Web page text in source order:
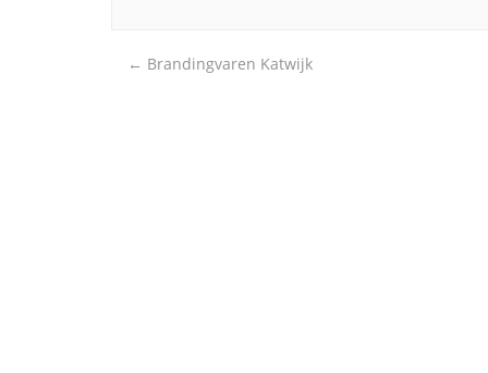
Post
← Brandingvaren Katwijk